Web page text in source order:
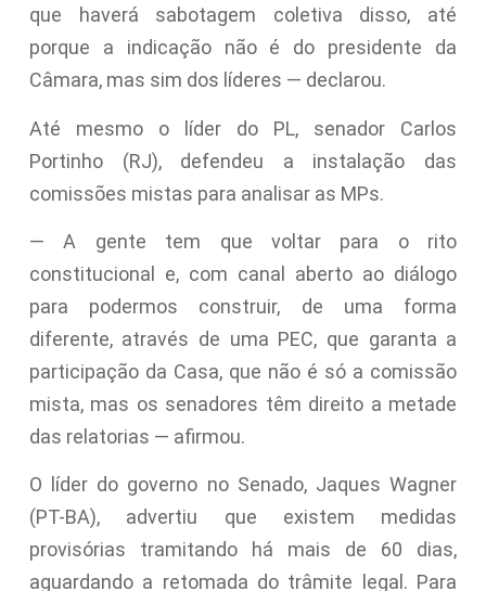
que haverá sabotagem coletiva disso, até
porque a indicação não é do presidente da
Câmara, mas sim dos líderes — declarou.
Até mesmo o líder do PL, senador Carlos
Portinho (RJ), defendeu a instalação das
comissões mistas para analisar as MPs.
— A gente tem que voltar para o rito
constitucional e, com canal aberto ao diálogo
para podermos construir, de uma forma
diferente, através de uma PEC, que garanta a
participação da Casa, que não é só a comissão
mista, mas os senadores têm direito a metade
das relatorias — afirmou.
O líder do governo no Senado, Jaques Wagner
(PT-BA), advertiu que existem medidas
provisórias tramitando há mais de 60 dias,
aguardando a retomada do trâmite legal. Para